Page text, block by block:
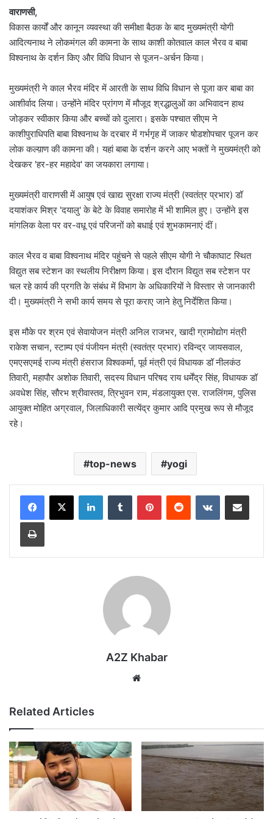
वाराणसी,
विकास कार्यों और कानून व्यवस्था की समीक्षा बैठक के बाद मुख्यमंत्री योगी
आदित्यनाथ ने लोकमंगल की कामना के साथ काशी कोतवाल काल भैरव व बाबा
विश्वनाथ के दर्शन किए और विधि विधान से पूजन-अर्चन किया।
मुख्यमंत्री ने काल भैरव मंदिर में आरती के साथ विधि विधान से पूजा कर बाबा का
आशीर्वाद लिया। उन्होंने मंदिर प्रांगण में मौजूद श्रद्धालुओं का अभिवादन हाथ
जोड़कर स्वीकार किया और बच्चों को दुलारा। इसके पश्चात सीएम ने
काशीपुराधिपति बाबा विश्वनाथ के दरबार में गर्भगृह में जाकर षोडशोपचार पूजन कर
लोक कल्य़ाण की कामना की। यहां बाबा के दर्शन करने आए भक्तों ने मुख्यमंत्री को
देखकर 'हर-हर महादेव' का जयकारा लगाया।
मुख्यमंत्री वाराणसी में आयुष एवं खाद्य सुरक्षा राज्य मंत्री (स्वतंत्र प्रभार) डॉ
दयाशंकर मिश्र 'दयालु' के बेटे के विवाह समारोह में भी शामिल हुए। उन्होंने इस
मांगलिक वेला पर वर-वधू एवं परिजनों को बधाई एवं शुभकामनाएं दीं।
काल भैरव व बाबा विश्वनाथ मंदिर पहुंचने से पहले सीएम योगी ने चौकाघाट स्थित
विद्युत सब स्टेशन का स्थलीय निरीक्षण किया। इस दौरान विद्युत सब स्टेशन पर
चल रहे कार्य की प्रगति के संबंध में विभाग के अधिकारियों ने विस्तार से जानकारी
दी। मुख्यमंत्री ने सभी कार्य समय से पूरा कराए जाने हेतु निर्देशित किया।
इस मौके पर श्रम एवं सेवायोजन मंत्री अनिल राजभर, खादी ग्रामोद्योग मंत्री
राकेश सचान, स्टाम्प एवं पंजीयन मंत्री (स्वतंत्र प्रभार) रविन्द्र जायसवाल,
एमएसएमई राज्य मंत्री हंसराज विश्वकर्मा, पूर्व मंत्री एवं विधायक डॉ नीलकंठ
तिवारी, महापौर अशोक तिवारी, सदस्य विधान परिषद राय धर्मेंद्र सिंह, विधायक डॉ
अवधेश सिंह, सौरभ श्रीवास्तव, त्रिभुवन राम, मंडलायुक्त एस. राजलिंगम, पुलिस
आयुक्त मोहित अग्रवाल, जिलाधिकारी सत्येंद्र कुमार आदि प्रमुख रूप से मौजूद
रहे।
top-news yogi
LinkedInTumblr PinterestReddit VKontakteShare via Email
Print
A2Z Khabar
Related Articles